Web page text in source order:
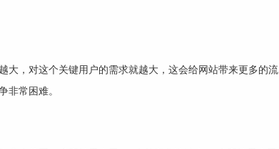
大，对这个关键用户的需求就越大，这会给网站带来更多的流
非常困难。